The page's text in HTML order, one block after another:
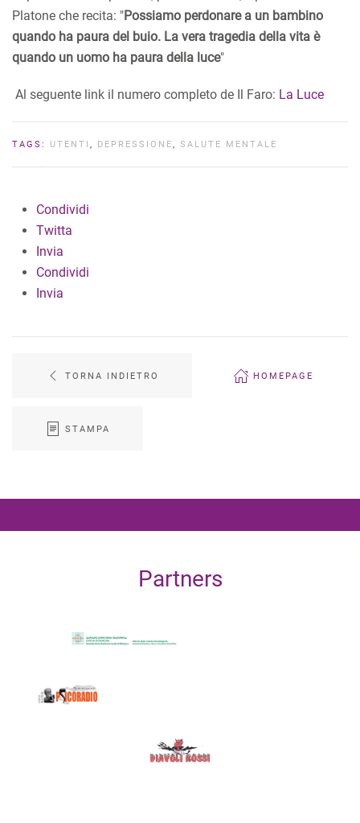
Platone che recita: "Possiamo perdonare a un bambino
quando ha paura del buio. La vera tragedia della vita è
quando un uomo ha paura della luce"
Al seguente link il numero completo de Il Faro: La Luce
TAGS: UTENTI , DEPRESSIONE, SALUTE MENTALE
Condividi
Twitta
Invia
Condividi
Invia
TORNA INDIETRO HOMEPAGE
STAMPA
Partners